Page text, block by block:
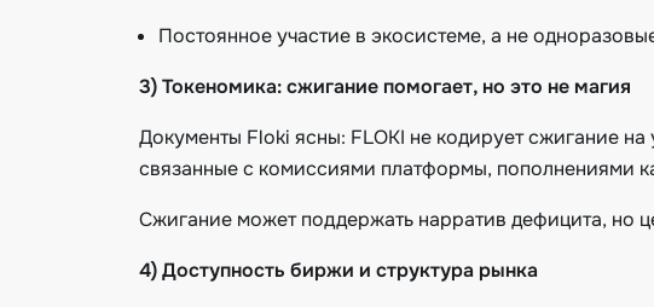
Постоянное участие в экосистеме, а не
3) Токеномика: сжигание помогает, но это не магия
Документы Floki ясны: FLOKI не кодирует сжигание
связанные с комиссиями платформы, пополнениями
Сжигание может поддержать нарратив дефицита, но
4) Доступность биржи и структура рынка